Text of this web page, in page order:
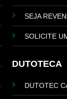
SEJA
SOLICITE
DUTOTECA
DUTOTEC